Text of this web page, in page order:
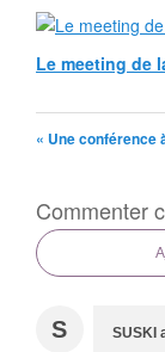
Le meeting de
« Une conférence
Commenter
S SUSKI